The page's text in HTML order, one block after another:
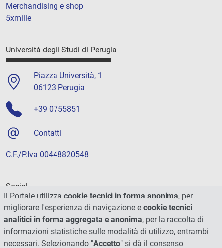
Merchandising e shop
5xmille
Università degli Studi di Perugia
Piazza Università, 1
06123 Perugia
+39 0755851
Contatti
C.F./P.Iva 00448820548
Social
Il Portale utilizza cookie tecnici in forma anonima, per
migliorare l'esperienza di navigazione e cookie tecnici
analitici in forma aggregata e anonima, per la raccolta di
informazioni statistiche sulle modalità di utilizzo, entrambi
necessari. Selezionando "Accetto" si dà il consenso